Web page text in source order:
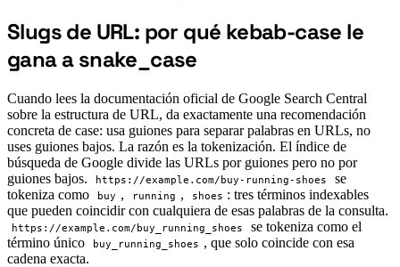
#
Slugs de URL: por qué kebab-case le
gana a snake_case
Cuando lees la documentación oficial de Google Search Central
sobre la estructura de URL, da exactamente una recomendación
concreta de case: usa guiones para separar palabras en URLs, no
uses guiones bajos. La razón es la tokenización. El índice de
búsqueda de Google divide las URLs por guiones pero no por
guiones bajos.
https://example.com/buy-running-shoes
se
tokeniza como
buy , running , shoes : tres términos indexables
que pueden coincidir con cualquiera de esas palabras de la consulta.
https://example.com/buy_running_shoes
se tokeniza como el
término único
buy_running_shoes , que solo coincide con esa
cadena exacta.